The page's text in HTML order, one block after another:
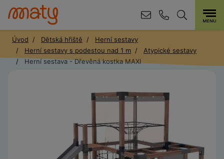
Úvod Dětská hřiště
Herní sestavy
Herní sestavy s podestou nad 1 m
Atypické sestavy
Herní sestava - Dřevěná kostka MAXI